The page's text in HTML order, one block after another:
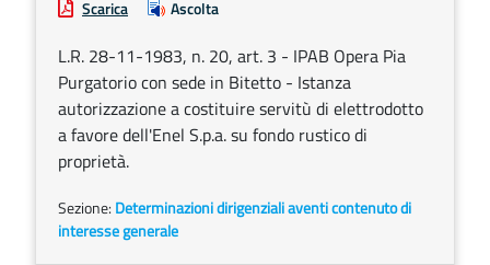
Scarica Ascolta
L.R. 28-11-1983, n. 20, art. 3 - IPAB Opera Pia
Purgatorio con sede in Bitetto - Istanza
autorizzazione a costituire servitù di elettrodotto
a favore dell'Enel S.p.a. su fondo rustico di
proprietà.
Sezione: Determinazioni dirigenziali aventi contenuto di
interesse generale